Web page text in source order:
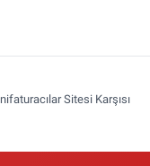
Sitesi Karşısı